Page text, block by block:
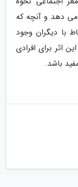
می دهد و آنچه که
با دیگران وجود
اثر برای افرادی
باشد.